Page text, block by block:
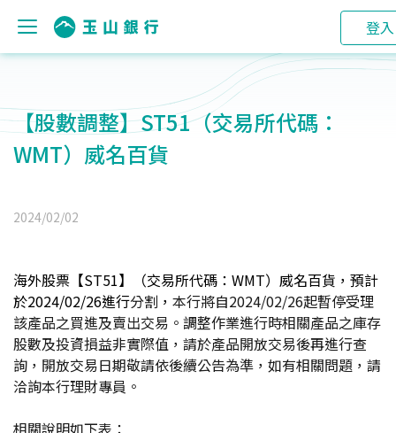
登入
【股數調整】ST51（交易所代碼：
WMT）威名百貨
2024/02/02
海外股票【ST51】（交易所代碼：WMT）威名百貨， 預計
於2024/02/26進行分割 ， 本行將自2024/02/26起暫停受理
該產品之買進及賣出交易。 調整作業進行時相關產品之庫存
股數及投資損益非實際值，請於產品開放交易後再進行查
詢，開放交易日期敬請依後續公告為準，如有相關問題，請
洽詢本行理財專員。
相關說明如下表：